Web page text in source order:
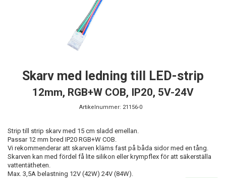
Skarv med ledning till LED-strip
12mm, RGB+W COB, IP20, 5V-24V
Artikelnummer: 21156-0
Strip till strip skarv med 15 cm sladd emellan.
Passar 12 mm bred IP20 RGB+W COB.
Vi rekommenderar att skarven kläms fast på båda sidor med en tång.
Skarven kan med fördel få lite silikon eller krympflex för att säkerställa
vattentätheten.
Max. 3,5A belastning 12V (42W) 24V (84W).